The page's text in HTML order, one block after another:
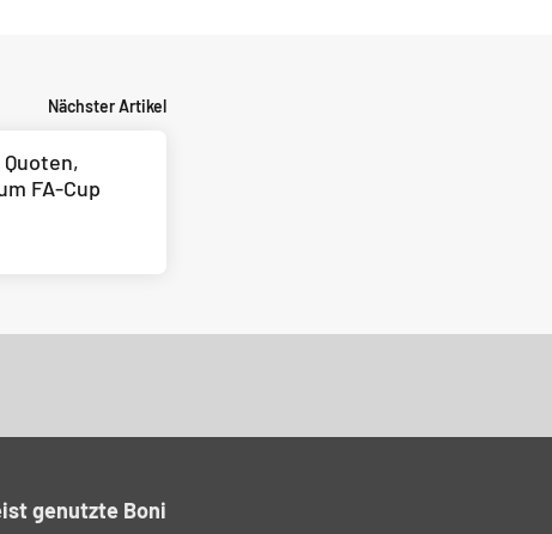
Nächster Artikel
FA-Cup
genutzte Boni